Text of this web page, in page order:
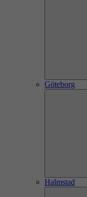
Göteborg
Halmstad